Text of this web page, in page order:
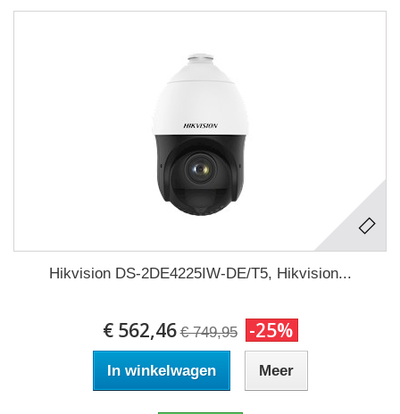
Hikvision DS-2DE4225IW-DE/T5, Hikvision...
€ 562,46 € 749,95 -25%
In winkelwagen Meer